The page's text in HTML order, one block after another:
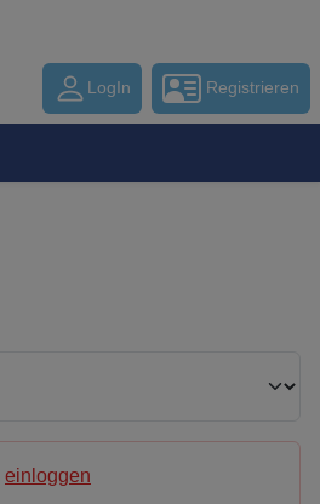
LogIn Registrieren
einloggen